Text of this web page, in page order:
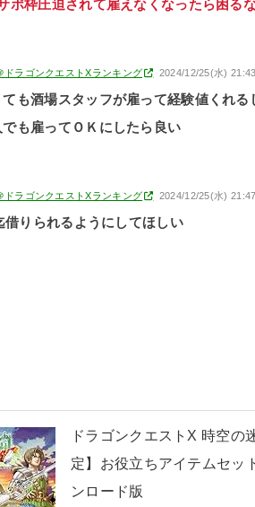
ポ枠圧迫されて雇えなくなったら困る
ドラゴンクエストXランキング 2024/12/25(水)
も酒場スタッフが雇って経験値くれる
も雇ってＯＫにしたら良い
ドラゴンクエストXランキング 2024/12/25(水)
借りられるようにしてほしい
ドラゴンクエストX 時空の
定】お役立ちアイテムセッ
ンロード版